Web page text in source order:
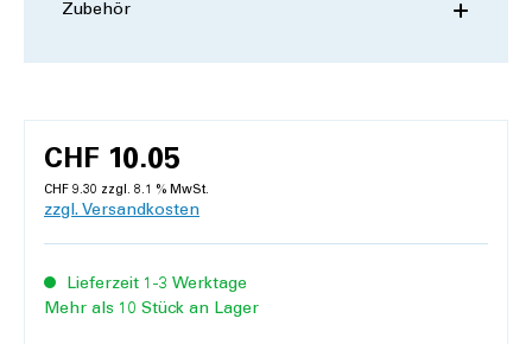
Zubehör
CHF 10.05
CHF 9.30 zzgl. 8.1 % MwSt.
zzgl. Versandkosten
Lieferzeit 1-3 Werktage
Mehr als 10 Stück an Lager